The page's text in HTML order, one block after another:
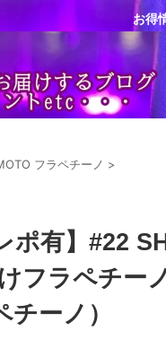
お得
フラペチーノ >
ポ有】#22
フラペチー
ーノ）